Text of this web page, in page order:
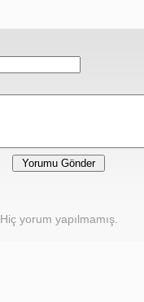
Hiç yorum yapılmamış.